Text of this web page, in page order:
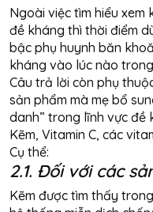
Ngoài việc tìm hiểu
đề kháng thì thời điểm
bậc phụ huynh băn
kháng vào lúc nào
Câu trả lời còn phụ
sản phẩm mà mẹ bổ
danh” trong lĩnh vực đề
Kẽm, Vitamin C, các
Cụ thể:
2.1. Đối với các
Kẽm được tìm thấy